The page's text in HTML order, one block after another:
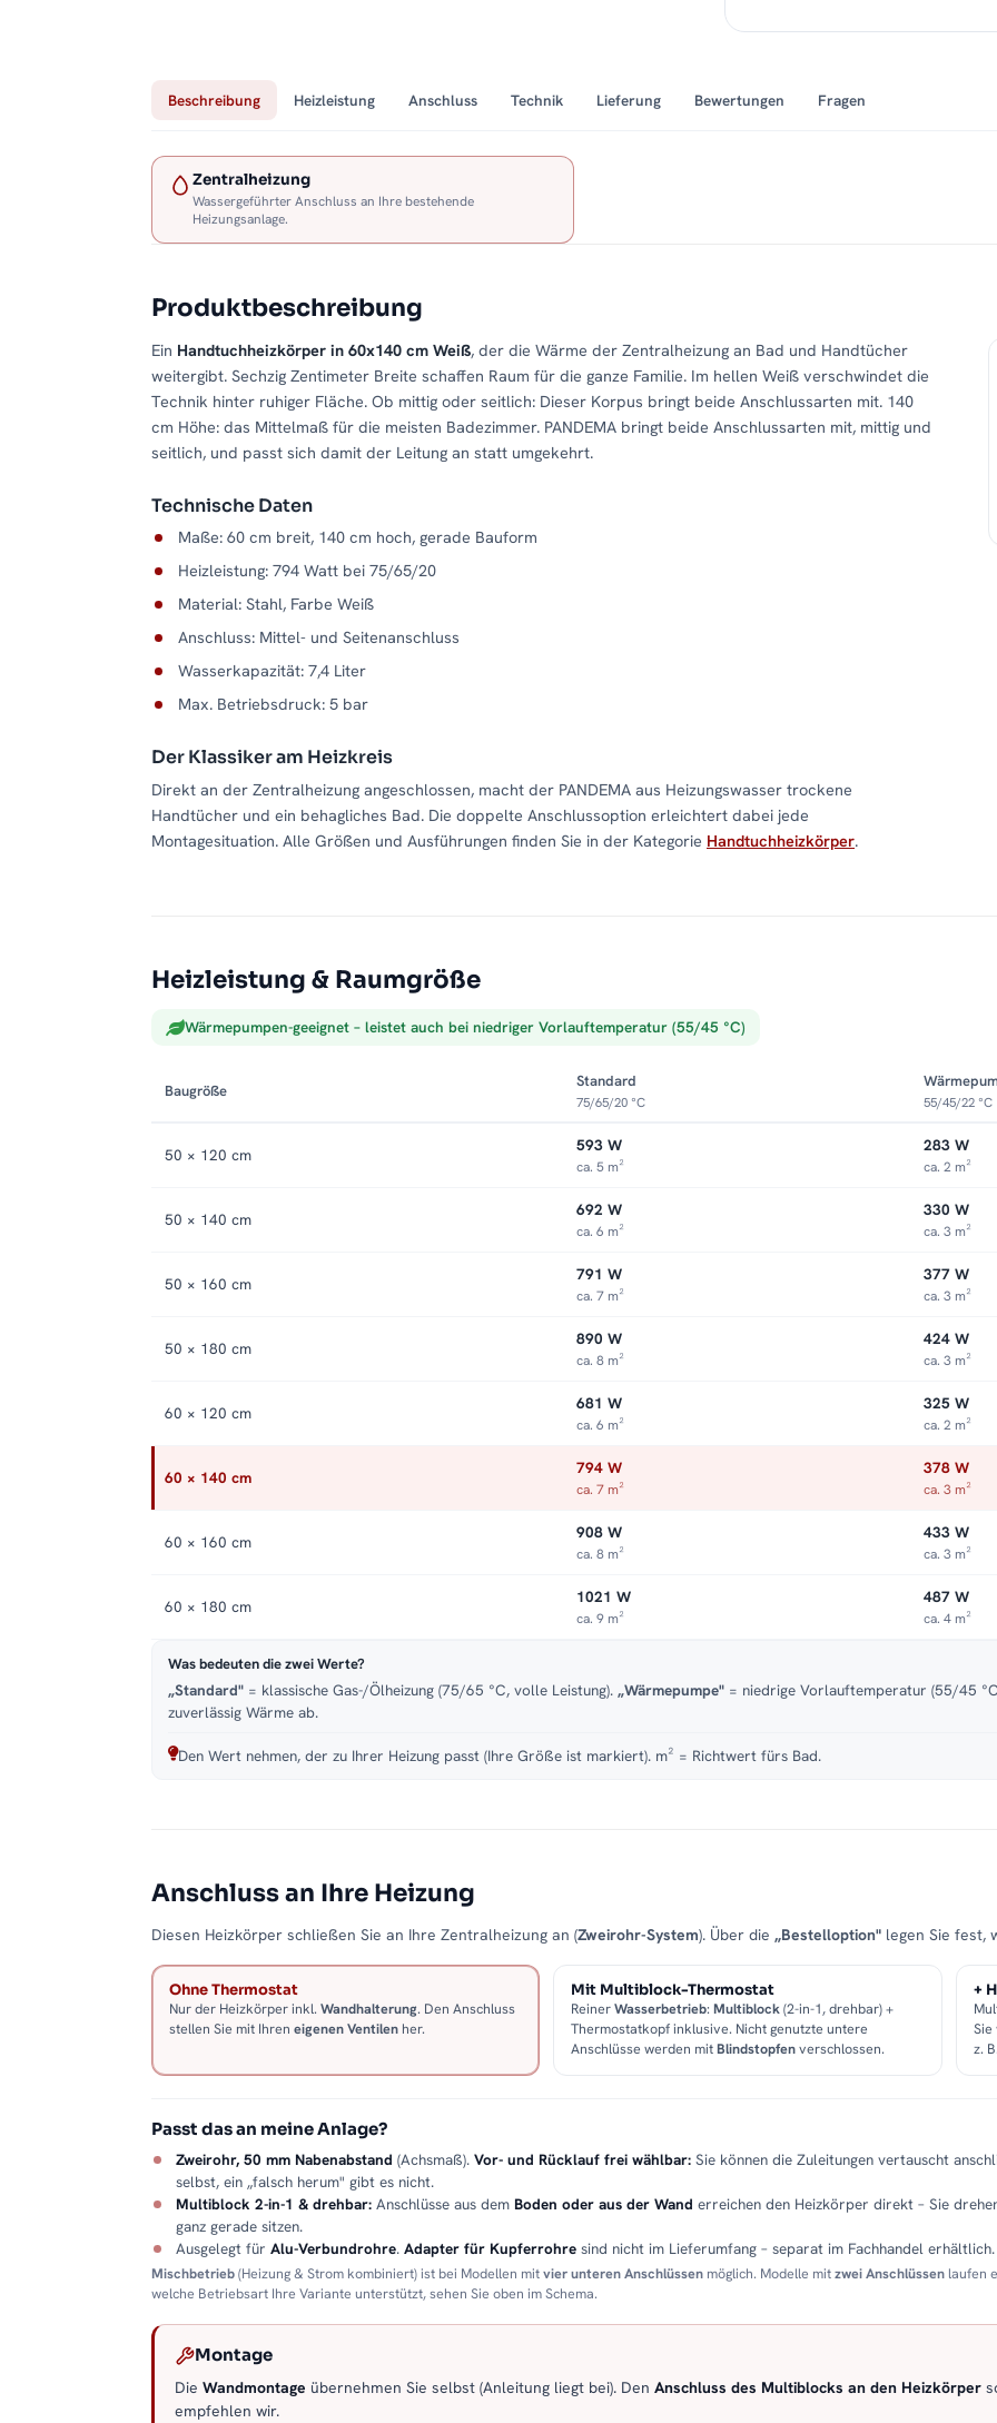
Beschreibung Heizleistung Anschluss Technik Lieferung Bewertungen Fragen
Zentralheizung
Wassergeführter Anschluss an Ihre bestehende
Heizungsanlage.
Produktbeschreibung
Ein Handtuchheizkörper in 60x140 cm Weiß, der die Wärme der Zentralheizung an Bad und Handtücher
weitergibt. Sechzig Zentimeter Breite schaffen Raum für die ganze Familie. Im hellen Weiß verschwindet die
Technik hinter ruhiger Fläche. Ob mittig oder seitlich: Dieser Korpus bringt beide Anschlussarten mit. 140
cm Höhe: das Mittelmaß für die meisten Badezimmer. PANDEMA bringt beide Anschlussarten mit, mittig und
seitlich, und passt sich damit der Leitung an statt umgekehrt.
Technische Daten
Maße: 60 cm breit, 140 cm hoch, gerade Bauform
Heizleistung: 794 Watt bei 75/65/20
Material: Stahl, Farbe Weiß
Anschluss: Mittel- und Seitenanschluss
Wasserkapazität: 7,4 Liter
Max. Betriebsdruck: 5 bar
Der Klassiker am Heizkreis
Direkt an der Zentralheizung angeschlossen, macht der PANDEMA aus Heizungswasser trockene
Handtücher und ein behagliches Bad. Die doppelte Anschlussoption erleichtert dabei jede
Montagesituation. Alle Größen und Ausführungen finden Sie in der Kategorie Handtuchheizkörper.
Heizleistung & Raumgröße
Wärmepumpen-geeignet – leistet auch bei niedriger Vorlauftemperatur (55/45 °C)
Baugröße
Standard
75/65/20 °C 55/45/22 °C
50 × 120 cm 593 W
ca. 5 m²
283 W
ca. 2 m²
50 × 140 cm 692 W
ca. 6 m²
330 W
ca. 3 m²
50 × 160 cm 791 W
ca. 7 m²
377 W
ca. 3 m²
50 × 180 cm 890 W
ca. 8 m²
424 W
ca. 3 m²
60 × 120 cm 681 W
ca. 6 m²
325 W
ca. 2 m²
60 × 140 cm 794 W
ca. 7 m²
378 W
ca. 3 m²
60 × 160 cm 908 W
ca. 8 m²
433 W
ca. 3 m²
60 × 180 cm 1021 W
ca. 9 m²
487 W
ca. 4 m²
Was bedeuten die zwei Werte?
„Standard" = klassische Gas-/Ölheizung (75/65 °C, volle Leistung). „Wärmepumpe" = niedrige Vorlauftemperatur (55/45
zuverlässig Wärme ab.
Den Wert nehmen, der zu Ihrer Heizung passt (Ihre Größe ist markiert). m² = Richtwert fürs Bad.
Anschluss an Ihre Heizung
Diesen Heizkörper schließen Sie an Ihre Zentralheizung an (Zweirohr-System). Über die „Bestelloption" legen Sie fest,
Ohne Thermostat
Nur der Heizkörper inkl. Wandhalterung. Den Anschluss
stellen Sie mit Ihren eigenen Ventilen her.
Mit Multiblock-Thermostat
ReinerWasserbetrieb:Multiblock(2-in-1, drehbar) +
Thermostatkopf inklusive. Nicht genutzte untere
Anschlüsse werden mitBlindstopfenverschlossen.
+
z.
Passt das an meine Anlage?
Zweirohr, 50 mm Nabenabstand (Achsmaß). Vor- und Rücklauf frei wählbar: Sie können die Zuleitungen vertauscht
selbst, ein „falsch herum" gibt es nicht.
Multiblock 2-in-1 & drehbar: Anschlüsse aus dem Boden oder aus der Wand erreichen den Heizkörper direkt – Sie
ganz gerade sitzen.
Ausgelegt für Alu-Verbundrohre. Adapter für Kupferrohre sind nicht im Lieferumfang – separat im Fachhandel erhältlich.
Mischbetrieb(Heizung & Strom kombiniert) ist bei Modellen mitvier unteren Anschlüssen möglich. Modelle mitzwei Anschlüssen laufen
welche Betriebsart Ihre Variante unterstützt, sehen Sie oben im Schema.
Montage
Die Wandmontage übernehmen Sie selbst (Anleitung liegt bei). Den Anschluss des Multiblocks an den Heizkörper
empfehlen wir.